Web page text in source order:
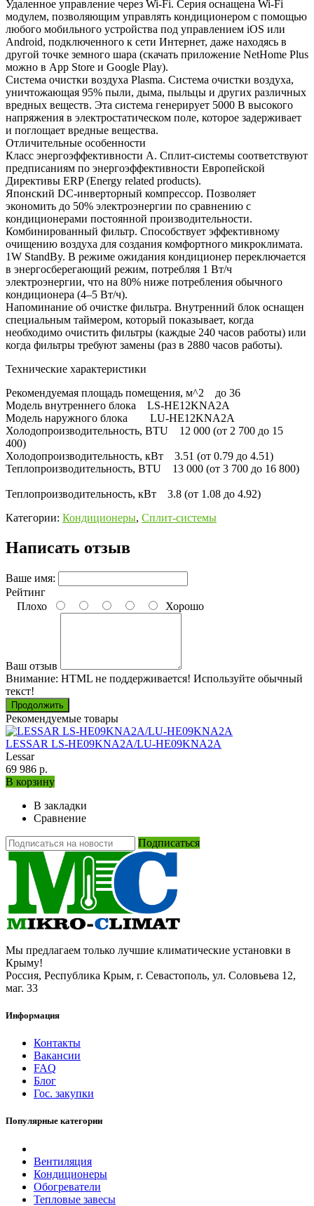
Удаленное управление через Wi-Fi. Серия оснащена Wi-Fi
модулем, позволяющим управлять кондиционером с помощью
любого мобильного устройства под управлением iOS или
Android, подключенного к сети Интернет, даже находясь в
другой точке земного шара (скачать приложение NetHome Plus
можно в App Store и Google Play).
Система очистки воздуха Plasma. Система очистки воздуха,
уничтожающая 95% пыли, дыма, пыльцы и других различных
вредных веществ. Эта система генерирует 5000 В высокого
напряжения в электростатическом поле, которое задерживает
и поглощает вредные вещества.
Отличительные особенности
Класс энергоэффективности А. Сплит-системы соответствуют
предписаниям по энергоэффективности Европейской
Директивы ERP (Energy related products).
Японский DC-инверторный компрессор. Позволяет
экономить до 50% электроэнергии по сравнению с
кондиционерами постоянной производительности.
Комбинированный фильтр. Способствует эффективному
очищению воздуха для создания комфортного микроклимата.
1W StandBy. В режиме ожидания кондиционер переключается
в энергосберегающий режим, потребляя 1 Вт/ч
электроэнергии, что на 80% ниже потребления обычного
кондиционера (4–5 Вт/ч).
Напоминание об очистке фильтра. Внутренний блок оснащен
специальным таймером, который показывает, когда
необходимо очистить фильтры (каждые 240 часов работы) или
когда фильтры требуют замены (раз в 2880 часов работы).
Технические характеристики
Рекомендуемая площадь помещения, м^2 до 36
Модель внутреннего блока LS-HE12KNA2A
Модель наружного блока LU-HE12KNA2A
Холодопроизводительность, BTU 12 000 (от 2 700 до 15
400)
Холодопроизводительность, кВт 3.51 (от 0.79 до 4.51)
Теплопроизводительность, BTU 13 000 (от 3 700 до 16 800)
Теплопроизводительность, кВт 3.8 (от 1.08 до 4.92)
Категории: Кондиционеры, Сплит-системы
Написать отзыв
Ваше имя:
Рейтинг
Плохо
Хорошо
Ваш отзыв
Внимание: HTML не поддерживается! Используйте обычный
текст!
Продолжить
Рекомендуемые товары
LESSAR LS-HE09KNA2A/LU-HE09KNA2A
Lessar
69 986 р.
В корзину
В закладки
Сравнение
Подписаться
Мы предлагаем только лучшие климатические установки в
Крыму!
Россия, Республика Крым, г. Севастополь, ул. Соловьева 12,
маг. 33
Информация
Контакты
Вакансии
FAQ
Блог
Гос. закупки
Популярные категории
Вентиляция
Кондиционеры
Обогреватели
Тепловые завесы